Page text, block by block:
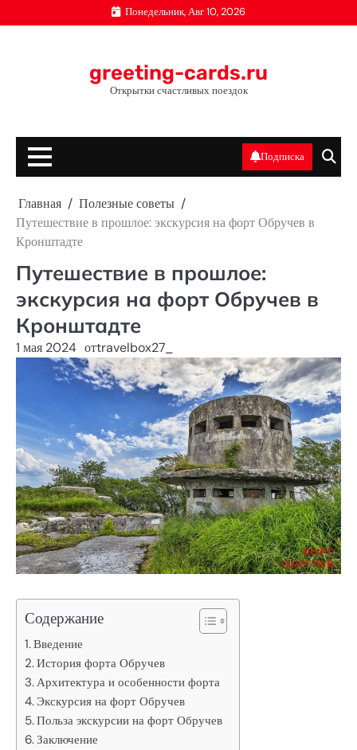
к
Понедельник, Авг 10, 2026
greeting-cards.ru
Открытки счастливых поездок
Подписка
Главная
Полезные советы
Путешествие в прошлое: экскурсия на форт Обручев в
Кронштадте
Путешествие в прошлое:
экскурсия на форт Обручев в
Кронштадте
1 мая 2024 отtravelbox27_
Содержание
Введение
История форта Обручев
Архитектура и особенности форта
Экскурсия на форт Обручев
Польза экскурсии на форт Обручев
Заключение